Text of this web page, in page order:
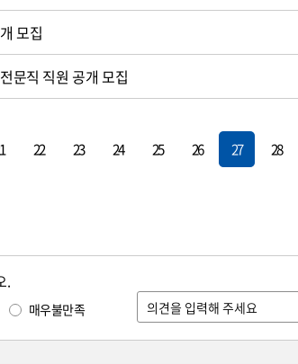
모집
문직 직원 공개 모집
22 23 24 25 26 27 28
.
매우불만족